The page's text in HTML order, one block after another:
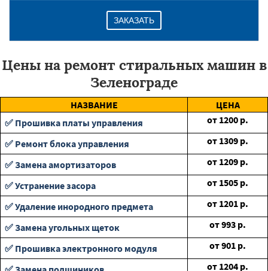
ЗАКАЗАТЬ
Цены на ремонт стиральных машин в
Зеленограде
НАЗВАНИЕ
ЦЕНА
✅ Прошивка платы управления
от 1200 р.
✅ Ремонт блока управления
от 1309 р.
✅ Замена амортизаторов
от 1209 р.
✅ Устранение засора
от 1505 р.
✅ Удаление инородного предмета
от 1201 р.
✅ Замена угольных щеток
от993 р.
✅ Прошивка электронного модуля
от901 р.
от 1204 р.